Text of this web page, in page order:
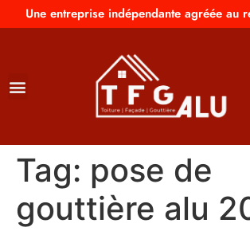
Une entreprise indépendante agréée au
Tag: pose de
gouttière alu